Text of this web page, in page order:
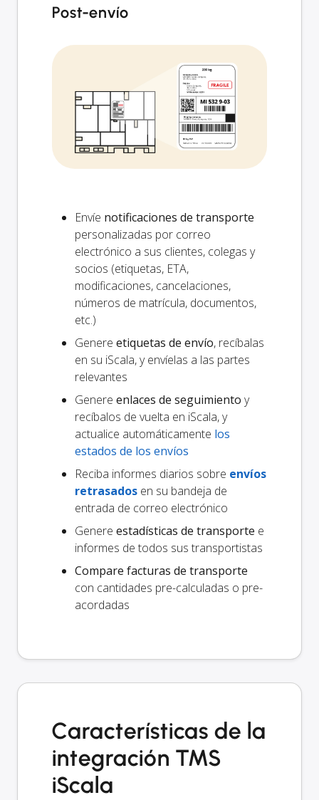
Post-envío
Envíe notificaciones de transporte
personalizadas por correo
electrónico a sus clientes, colegas y
socios (etiquetas, ETA,
modificaciones, cancelaciones,
números de matrícula, documentos,
etc.)
Genere etiquetas de envío, recíbalas
en su iScala, y envíelas a las partes
relevantes
Genere enlaces de seguimiento y
recíbalos de vuelta en iScala, y
actualice automáticamente los
estados de los envíos
Reciba informes diarios sobre envíos
retrasados en su bandeja de
entrada de correo electrónico
Genere estadísticas de transporte e
informes de todos sus transportistas
Compare facturas de transporte
con cantidades pre-calculadas o pre-
acordadas
Características de la
integración TMS
iScala